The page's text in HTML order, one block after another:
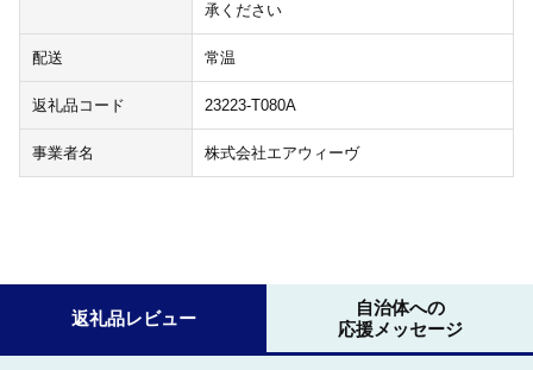
承ください
配送 常温
返礼品コード 23223-T080A
事業者名 株式会社エアウィーヴ
返礼品レビュー
自治体への
応援メッセージ